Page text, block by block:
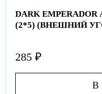
DARK EMPERADOR
(2*5) (ВНЕШНИЙ
285 ₽
В